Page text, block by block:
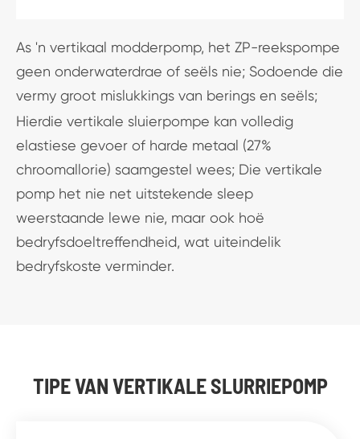
As 'n vertikaal modderpomp, het ZP-reekspompe
geen onderwaterdrae of seëls nie; Sodoende die
vermy groot mislukkings van berings en seëls;
Hierdie vertikale sluierpompe kan volledig
elastiese gevoer of harde metaal (27%
chroomallorie) saamgestel wees; Die vertikale
pomp het nie net uitstekende sleep
weerstaande lewe nie, maar ook hoë
bedryfsdoeltreffendheid, wat uiteindelik
bedryfskoste verminder.
TIPE VAN VERTIKALE SLURRIEPOMP